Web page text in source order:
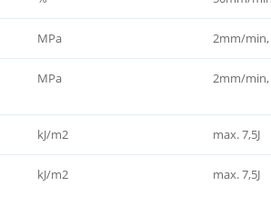
MPa 2mm/min,
MPa 2mm/min,
kJ/m2 max. 7,5J
kJ/m2 max. 7,5J